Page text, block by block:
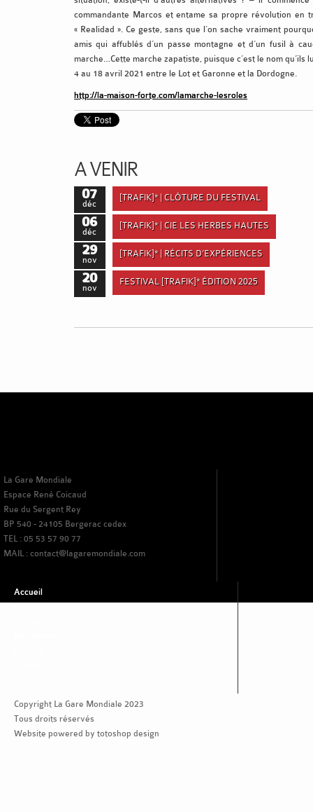
commandante Marcos et entame sa propre révolution en
« Realidad ». Ce geste, sans que l’on sache vraiment
amis qui affublés d’un passe montagne et d’un fusil à
marche…Cette marche zapatiste, puisque c’est le nom qu’ils
4 au 18 avril 2021 entre le Lot et Garonne et la Dordogne.
http://la-maison-forte.com/lamarche-lesroles
A VENIR
07
déc
[TRAFIK]* | CLÔTURE DU FESTIVAL
06
déc
[TRAFIK]* | CIE LES HERBES HAUTES
29
nov
[TRAFIK]* | RÉCITS D’EXPÉRIENCES
20
nov
FESTIVAL [TRAFIK]* ÉDITION 2025
La Gare Mondiale
Espace René Coicaud
Rue du Sergent Rey
BP 540 - 24105 Bergerac cedex
TEL : 05 53 57 90 77
MAIL : contact@lagaremondiale.com
Accueil
Copyright La Gare Mondiale 2023
Tous droits réservés
Website powered by totoshop design